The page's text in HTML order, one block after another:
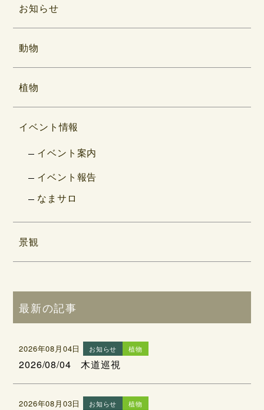
お知らせ
動物
植物
イベント情報
イベント案内
イベント報告
なまサロ
景観
最新の記事
2026年08月04日 お知らせ 植物
2026/08/04 木道巡視
2026年08月03日 お知らせ 植物